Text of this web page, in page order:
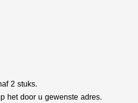
2 stuks.
het door u gewenste adres.